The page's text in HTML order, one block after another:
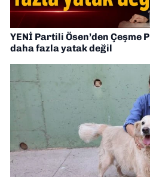
YENİ Partili Ösen’den Çeşme
daha fazla yatak değil